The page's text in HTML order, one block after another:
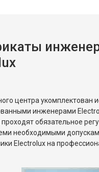
центра укомплектован
инженерами
обязательное
необходимыми
Electrolux на